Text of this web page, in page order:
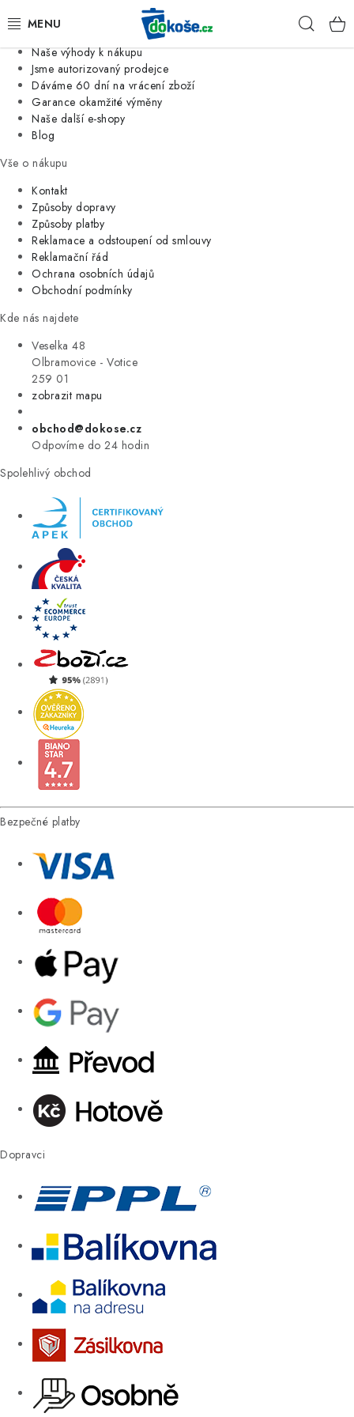
Jsme tradiční česká firma
Naše výhody k nákupu
Jsme autorizovaný prodejce
Dáváme 60 dní na vrácení zboží
Garance okamžité výměny
Naše další e-shopy
Blog
Vše o nákupu
Kontakt
Způsoby dopravy
Způsoby platby
Reklamace a odstoupení od smlouvy
Reklamační řád
Ochrana osobních údajů
Obchodní podmínky
Kde nás najdete
Veselka 48
Olbramovice - Votice
259 01
zobrazit mapu
obchod@dokose.cz
Odpovíme do 24 hodin
Spolehlivý obchod
Bezpečné platby
Dopravci
KOŠE
SÁČKY
KUCHYNĚ
ORGANIZACE
DOMÁCNOST
ÚKLID
VÝPRODEJ
ZNAČKY
Úvod Kontakt Blog
Moje objednávka